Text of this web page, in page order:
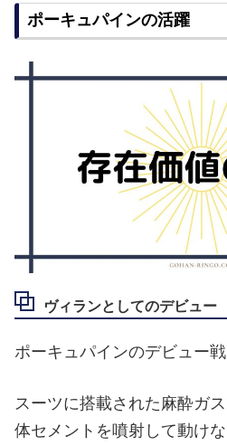
ポーキュパインの活躍
ヴィランとしてのデビュー
ポーキュパインのデビュー
スーツに搭載された麻酔ガ
体セメントを噴射して動け